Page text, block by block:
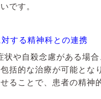
です。
する精神科との連携
状や自殺念慮がある場
括的な治療が可能と
ることで、患者の精神